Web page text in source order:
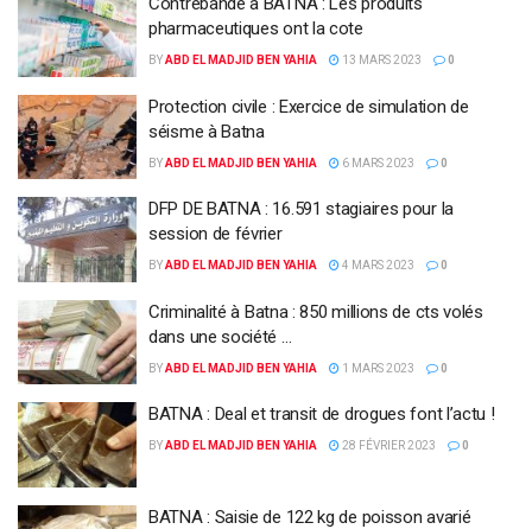
pharmaceutiques ont la cote
BYABD EL MADJID BEN YAHIA 13 MARS 2023 0
Protection civile : Exercice de simulation de
séisme à Batna
BYABD EL MADJID BEN YAHIA 6 MARS 2023 0
DFP DE BATNA : 16.591 stagiaires pour la
session de février
BYABD EL MADJID BEN YAHIA 4 MARS 2023 0
Criminalité à Batna : 850 millions de cts volés
dans une société …
BYABD EL MADJID BEN YAHIA 1 MARS 2023 0
BATNA : Deal et transit de drogues font l’actu !
BYABD EL MADJID BEN YAHIA 28 FÉVRIER 2023 0
BATNA : Saisie de 122 kg de poisson avarié